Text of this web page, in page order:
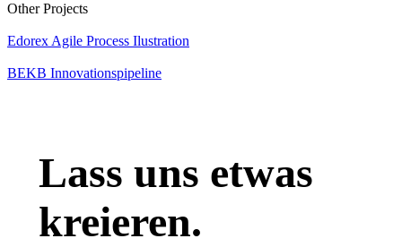
Other Projects
Edorex Agile Process Ilustration
BEKB Innovationspipeline
Lass uns etwas
kreieren.